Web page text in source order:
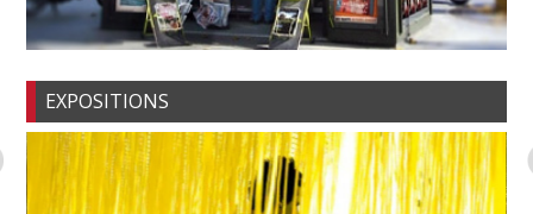
EXPOSITIONS